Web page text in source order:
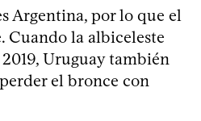
Argentina, por lo que el
Cuando la albiceleste
Uruguay también
el bronce con